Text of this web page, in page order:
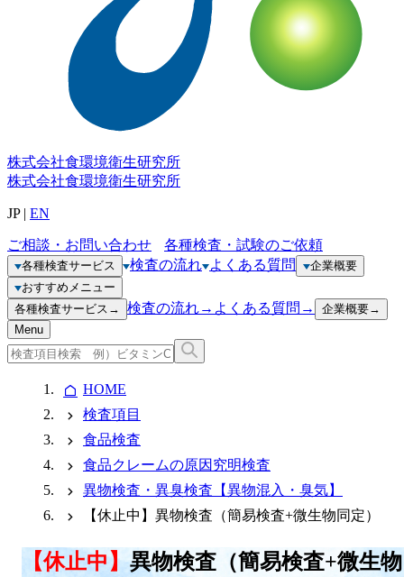
株式会社食環境衛生研究所
株式会社食環境衛生研究所
JP| EN
ご相談・お問い合わせ 各種検査・試験のご依頼
各種検査サービス 検査の流れ よくある質問
企業概要
おすすめメニュー
各種検査サービス → 検査の流れ→ よくある質問 → 企業概要→
Menu
HOME
検査項目
食品検査
食品クレームの原因究明検査
異物検査・異臭検査【異物混入・臭気】
【休止中】異物検査（簡易検査+微生物同定）
【休止中】異物検査（簡易検査+微生物